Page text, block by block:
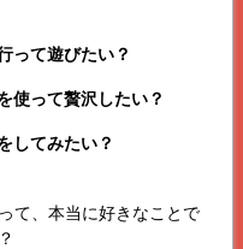
って遊びたい？
使って贅沢したい？
してみたい？
て、本当に好きなことで